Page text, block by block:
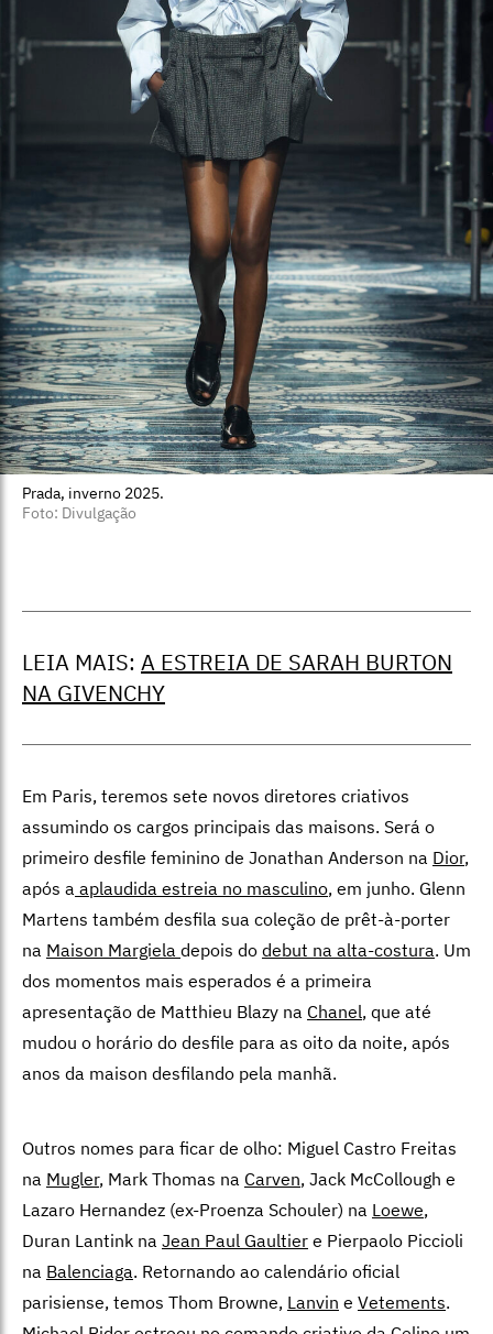
Prada, inverno 2025.
Foto: Divulgação
LEIA MAIS: A ESTREIA DE SARAH BURTON
NA GIVENCHY
Em Paris, teremos sete novos diretores criativos
assumindo os cargos principais das maisons. Será o
primeiro desfile feminino de Jonathan Anderson na Dior,
após a aplaudida estreia no masculino, em junho. Glenn
Martens também desfila sua coleção de prêt-à-porter
na Maison Margiela depois do debut na alta-costura. Um
dos momentos mais esperados é a primeira
apresentação de Matthieu Blazy na Chanel, que até
mudou o horário do desfile para as oito da noite, após
anos da maison desfilando pela manhã.
Outros nomes para ficar de olho: Miguel Castro Freitas
na Mugler, Mark Thomas na Carven, Jack McCollough e
Lazaro Hernandez (ex-Proenza Schouler) na Loewe,
Duran Lantink na Jean Paul Gaultier e Pierpaolo Piccioli
na Balenciaga. Retornando ao calendário oficial
parisiense, temos Thom Browne, Lanvin e Vetements.